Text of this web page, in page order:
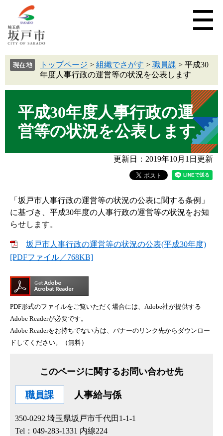
トップページ > 組織でさがす > 職員課 > 平成30
年度人事行政の運営等の状況を公表します
平成30年度人事行政の運
営等の状況を公表します
更新日：2019年10月1日更新
「坂戸市人事行政の運営等の状況の公表に関する条例」
に基づき、平成30年度の人事行政の運営等の状況をお知
らせします。
坂戸市人事行政の運営等の状況の公表(平成30年度)
[PDFファイル／768KB]
PDF形式のファイルをご覧いただく場合には、Adobe社が提供する
Adobe Readerが必要です。
Adobe Readerをお持ちでない方は、バナーのリンク先からダウンロー
ドしてください。（無料）
このページに関するお問い合わせ先
職員課 人事給与係
350-0292 埼玉県坂戸市千代田1-1-1
Tel：049-283-1331 内線224